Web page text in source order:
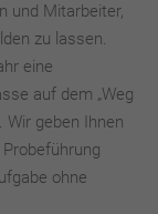
und Mitarbeiter,
zu lassen.
eine
auf dem „Weg
Wir geben Ihnen
ohne